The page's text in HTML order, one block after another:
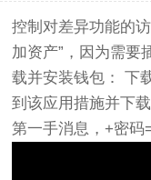
控制对差异功能的
加资产”，因为需要
载并安装钱包： 下
到该应用措施并下
第一手消息，+密码